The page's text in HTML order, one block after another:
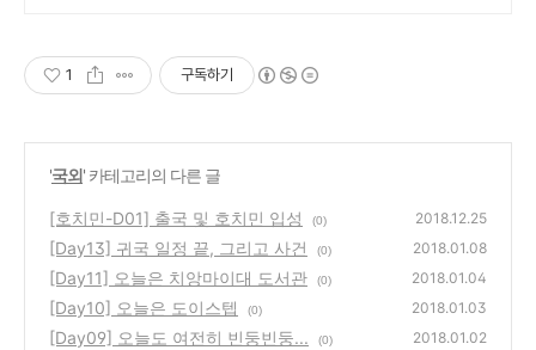
1 구독하기
'국외' 카테고리의 다른 글
[호치민-D01] 출국 및 호치민 입성 (0) 2018.12.25
[Day13] 귀국 일정 끝, 그리고 사건 (0) 2018.01.08
[Day11] 오늘은 치앙마이대 도서관 (0) 2018.01.04
[Day10] 오늘은 도이스텝 (0) 2018.01.03
[Day09] 오늘도 여전히 빈둥빈둥... (0) 2018.01.02